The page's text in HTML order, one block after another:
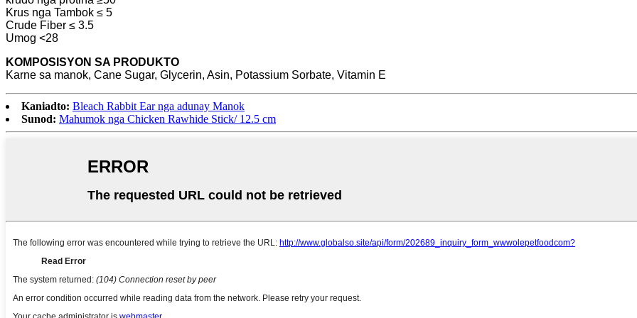
Krus nga Tambok ≤ 5
Crude Fiber ≤ 3.5
Umog <28
KOMPOSISYON SA PRODUKTO
Karne sa manok, Cane Sugar, Glycerin, Asin, Potassium Sorbate, Vitamin E
Kaniadto: Bleach Rabbit Ear nga adunay Manok
Sunod: Mahumok nga Chicken Rawhide Stick/ 12.5 cm